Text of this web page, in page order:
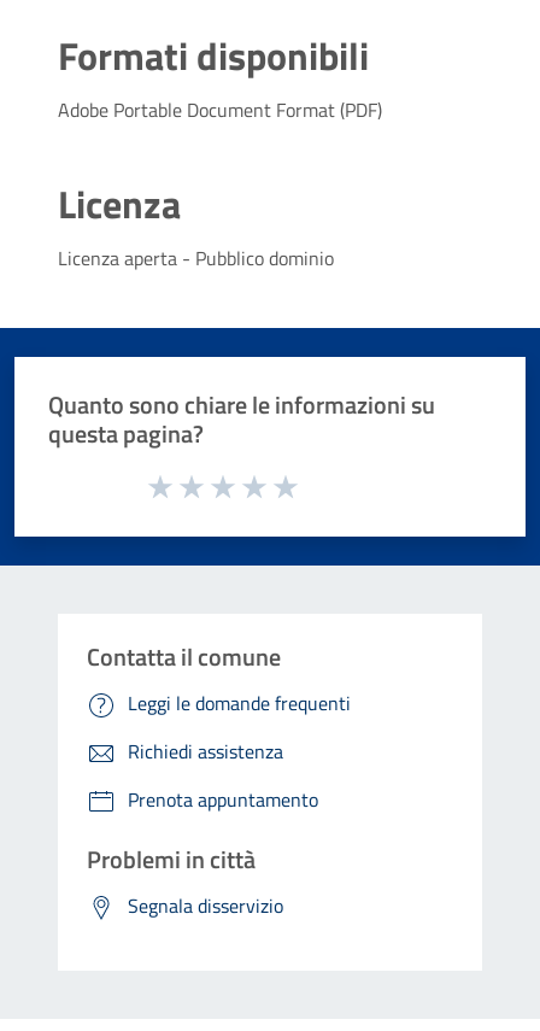
Formati disponibili
Adobe Portable Document Format (PDF)
Licenza
Licenza aperta - Pubblico dominio
Quanto sono chiare le informazioni su
questa pagina?
Valuta da 1 a 5 stelle la pagina
Contatta il comune
Leggi le domande frequenti
Richiedi assistenza
Prenota appuntamento
Problemi in città
Segnala disservizio